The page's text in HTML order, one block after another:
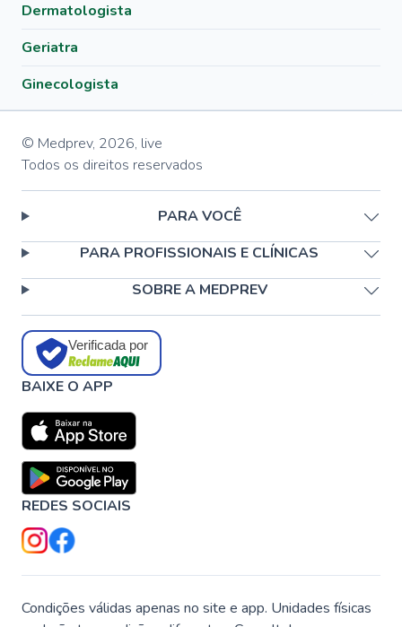
Dermatologista
Geriatra
Ginecologista
© Medprev, 2026, live
Todos os direitos reservados
PARA VOCÊ
PARA PROFISSIONAIS E CLÍNICAS
SOBRE A MEDPREV
Verificada por
BAIXE O APP
REDES SOCIAIS
Condições válidas apenas no site e app. Unidades físicas